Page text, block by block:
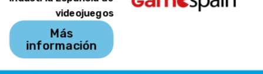
videojuegos
Más
información